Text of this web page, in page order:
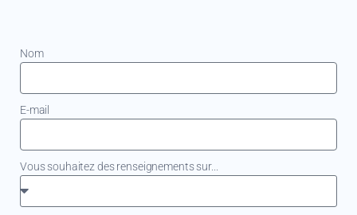
Nom
E-mail
Vous souhaitez des renseignements sur...